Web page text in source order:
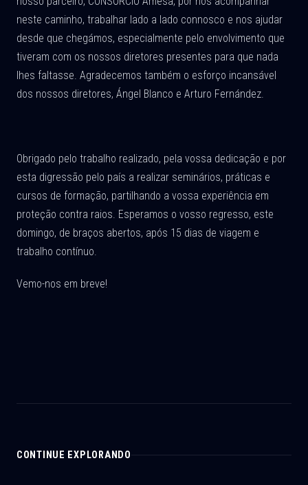
neste caminho, trabalhar lado a lado connosco e nos ajudar
desde que chegámos, especialmente pelo envolvimento que
tiveram com os nossos diretores presentes para que nada
lhes faltasse. Agradecemos também o esforço incansável
dos nossos diretores, Ángel Blanco e Arturo Fernández.
Obrigado pelo trabalho realizado, pela vossa dedicação e por
esta digressão pelo país a realizar seminários, práticas e
cursos de formação, partilhando a vossa experiência em
proteção contra raios. Esperamos o vosso regresso, este
domingo, de braços abertos, após 15 dias de viagem e
trabalho contínuo.
Vemo-nos em breve!
CONTINUE EXPLORANDO